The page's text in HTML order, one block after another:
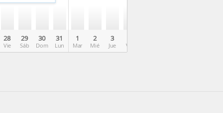
28
Vie
29
Sáb
30
Dom
31
Lun
1
Mar
2
Mié
3
Jue Vie